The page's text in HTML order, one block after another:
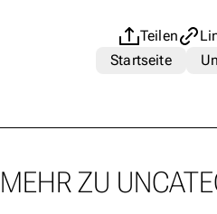
Teilen
Startseite
MEHR ZU